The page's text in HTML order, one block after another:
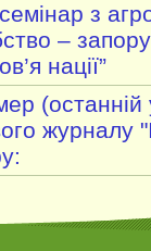
з
–
нації”
(останній
журналу